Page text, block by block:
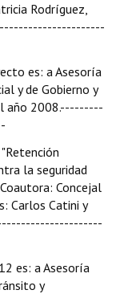
Rodríguez,
es: a Asesoría
y de Gobierno y
año 2008.---------
"Retención
la seguridad
Concejal
Carlos Catini y
es: a Asesoría
y